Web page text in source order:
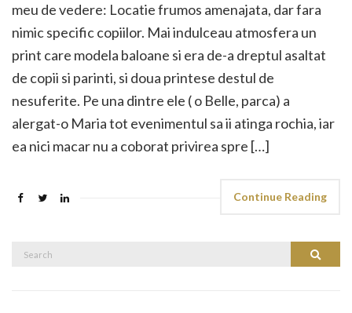
meu de vedere: Locatie frumos amenajata, dar fara
nimic specific copiilor. Mai indulceau atmosfera un
print care modela baloane si era de-a dreptul asaltat
de copii si parinti, si doua printese destul de
nesuferite. Pe una dintre ele ( o Belle, parca) a
alergat-o Maria tot evenimentul sa ii atinga rochia, iar
ea nici macar nu a coborat privirea spre […]
Continue Reading
Search